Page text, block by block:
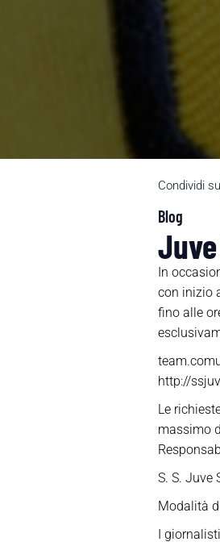
Condividi
Blog
In
con inizio
fino alle
http://
Le
massimo
S. S. Juve
Modalità
I